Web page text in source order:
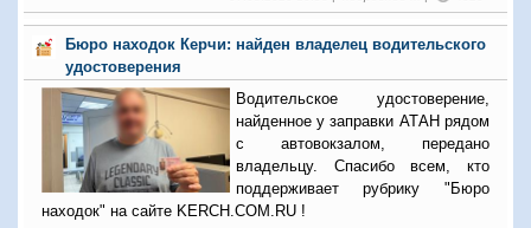
Бюро находок Керчи: найден владелец водительского
удостоверения
Водительское удостоверение,
найденное у заправки АТАН рядом
с автовокзалом, передано
владельцу. Спасибо всем, кто
поддерживает рубрику "Бюро
находок" на сайте KERCH.COM.RU !